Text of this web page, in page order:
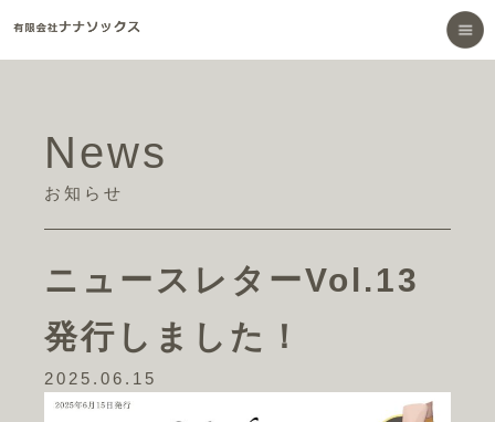
News
お知らせ
ニュースレターVol.13
発行しました！
2025.06.15